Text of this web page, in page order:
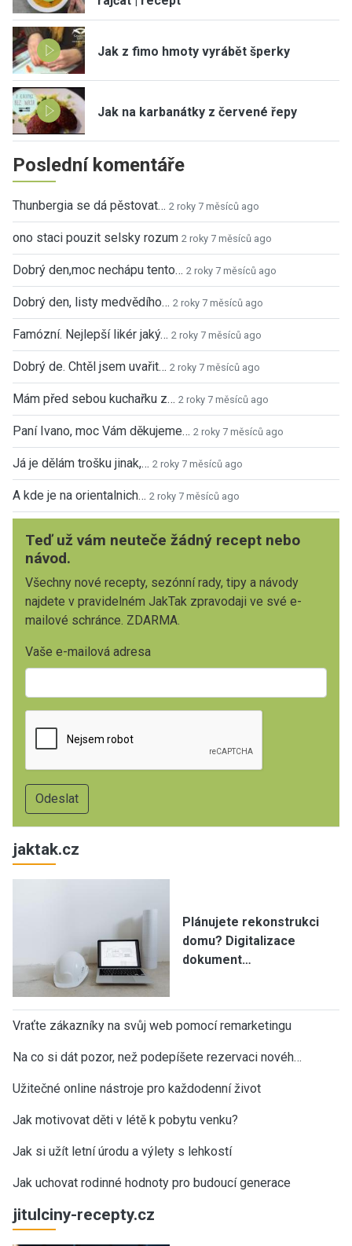
Jak z fimo hmoty vyrábět šperky
Jak na karbanátky z červené řepy
Poslední komentáře
Thunbergia se dá pěstovat… 2 roky 7 měsíců ago
ono staci pouzit selsky rozum 2 roky 7 měsíců ago
Dobrý den,moc nechápu tento… 2 roky 7 měsíců ago
Dobrý den, listy medvědího… 2 roky 7 měsíců ago
Famózní. Nejlepší likér jaký… 2 roky 7 měsíců ago
Dobrý de. Chtěl jsem uvařit… 2 roky 7 měsíců ago
Mám před sebou kuchařku z… 2 roky 7 měsíců ago
Paní Ivano, moc Vám děkujeme… 2 roky 7 měsíců ago
Já je dělám trošku jinak,… 2 roky 7 měsíců ago
A kde je na orientalnich… 2 roky 7 měsíců ago
Teď už vám neuteče žádný recept nebo
návod.
Všechny nové recepty, sezónní rady, tipy a návody
najdete v pravidelném JakTak zpravodaji ve své e-
mailové schránce. ZDARMA.
Vaše e-mailová adresa
jaktak.cz
Plánujete rekonstrukci
domu? Digitalizace
dokument…
Vraťte zákazníky na svůj web pomocí remarketingu
Na co si dát pozor, než podepíšete rezervaci novéh…
Užitečné online nástroje pro každodenní život
Jak motivovat děti v létě k pobytu venku?
Jak si užít letní úrodu a výlety s lehkostí
Jak uchovat rodinné hodnoty pro budoucí generace
jitulciny-recepty.cz